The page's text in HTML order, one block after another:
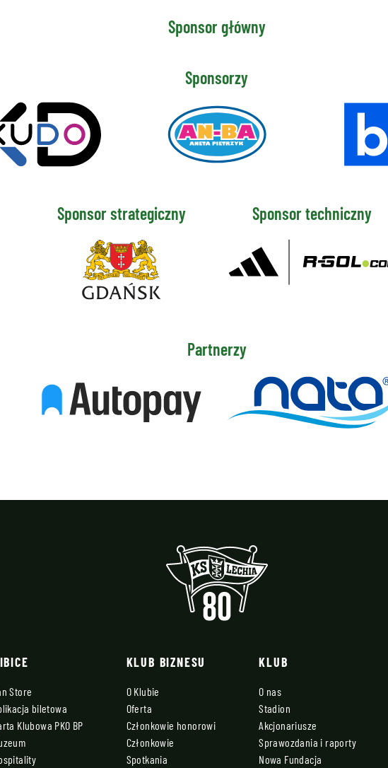
Sponsor główny
Sponsorzy
Sponsor strategiczny Sponsor techniczny
Partnerzy
Store
biletowa
Klubowa PKO BP
KLUB BIZNESU
O Klubie
Oferta
Członkowie honorowi
Członkowie
Spotkania
KLUB
O nas
Stadion
Akcjonariusze
Sprawozdania i raporty
Nowa Fundacja